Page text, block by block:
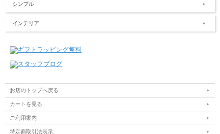
シンプル
インテリア
お店のトップへ戻る
カートを見る
ご利用案内
特定商取引法表示